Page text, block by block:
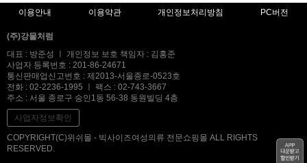
이용안내 이용약관 개인정보처리방침 PC버전
(주)강물처럼
대표 : 방준성 ㅣ 개인정보 보호 책임자 : 김홍준
사업자 등록번호 : 201-86-24671
통신판매업신고번호 : 제2013-서울종로-0523호
전화 : 02-2236-1995 ㅣ 팩스 : 02-743-3667
주소 : 서울 종로구 숭인1동 56-38 동원빌딩 4층
사업자정보확인
COPYRIGHT(C)위쉬몰 - 빅사이즈여성의류 전문쇼핑몰 ALL RIGHTS
RESERVED.